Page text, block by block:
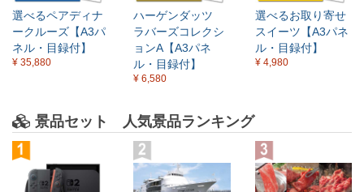
選べるペアディナ
ークルーズ【A3パ
ネル・目録付】
¥ 35,880
ハーゲンダッツ
ラバーズコレクシ
ョンA【A3パネ
ル・目録付】
¥ 6,580
選べるお取り寄せ
スイーツ【A3パネ
ル・目録付】
¥ 4,980
景品セット 人気景品ランキング